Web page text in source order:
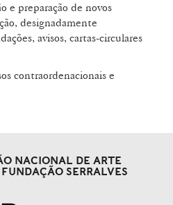
e preparação de novos
designadamente
avisos, cartas-circulares
contraordenacionais e
NACIONAL DE ARTE
SERRALVES